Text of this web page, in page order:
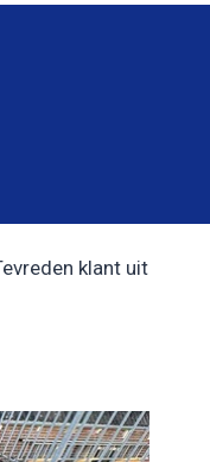
klant uit